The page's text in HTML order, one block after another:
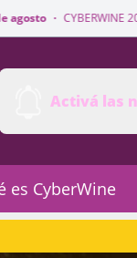
2026 · del 4 al 10
Activá las
es CyberWine